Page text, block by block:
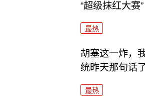
“超级抹红大赛”
最热
胡塞这一炸，
统昨天那句话
最热